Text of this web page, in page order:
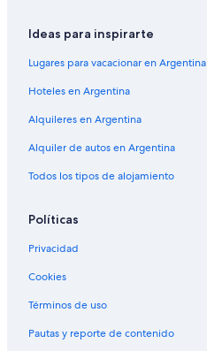
Ideas para inspirarte
Lugares para vacacionar en Argentina
Hoteles en Argentina
Alquileres en Argentina
Alquiler de autos en Argentina
Todos los tipos de alojamiento
Políticas
Privacidad
Cookies
Términos de uso
Pautas y reporte de contenido